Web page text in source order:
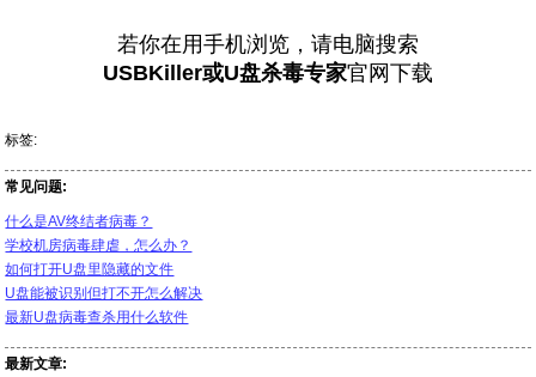
若你在用手机浏览，请电脑搜索
USBKiller或U盘杀毒专家官网下载
标签:
常见问题:
什么是AV终结者病毒？
学校机房病毒肆虐，怎么办？
如何打开U盘里隐藏的文件
U盘能被识别但打不开怎么解决
最新U盘病毒查杀用什么软件
最新文章: